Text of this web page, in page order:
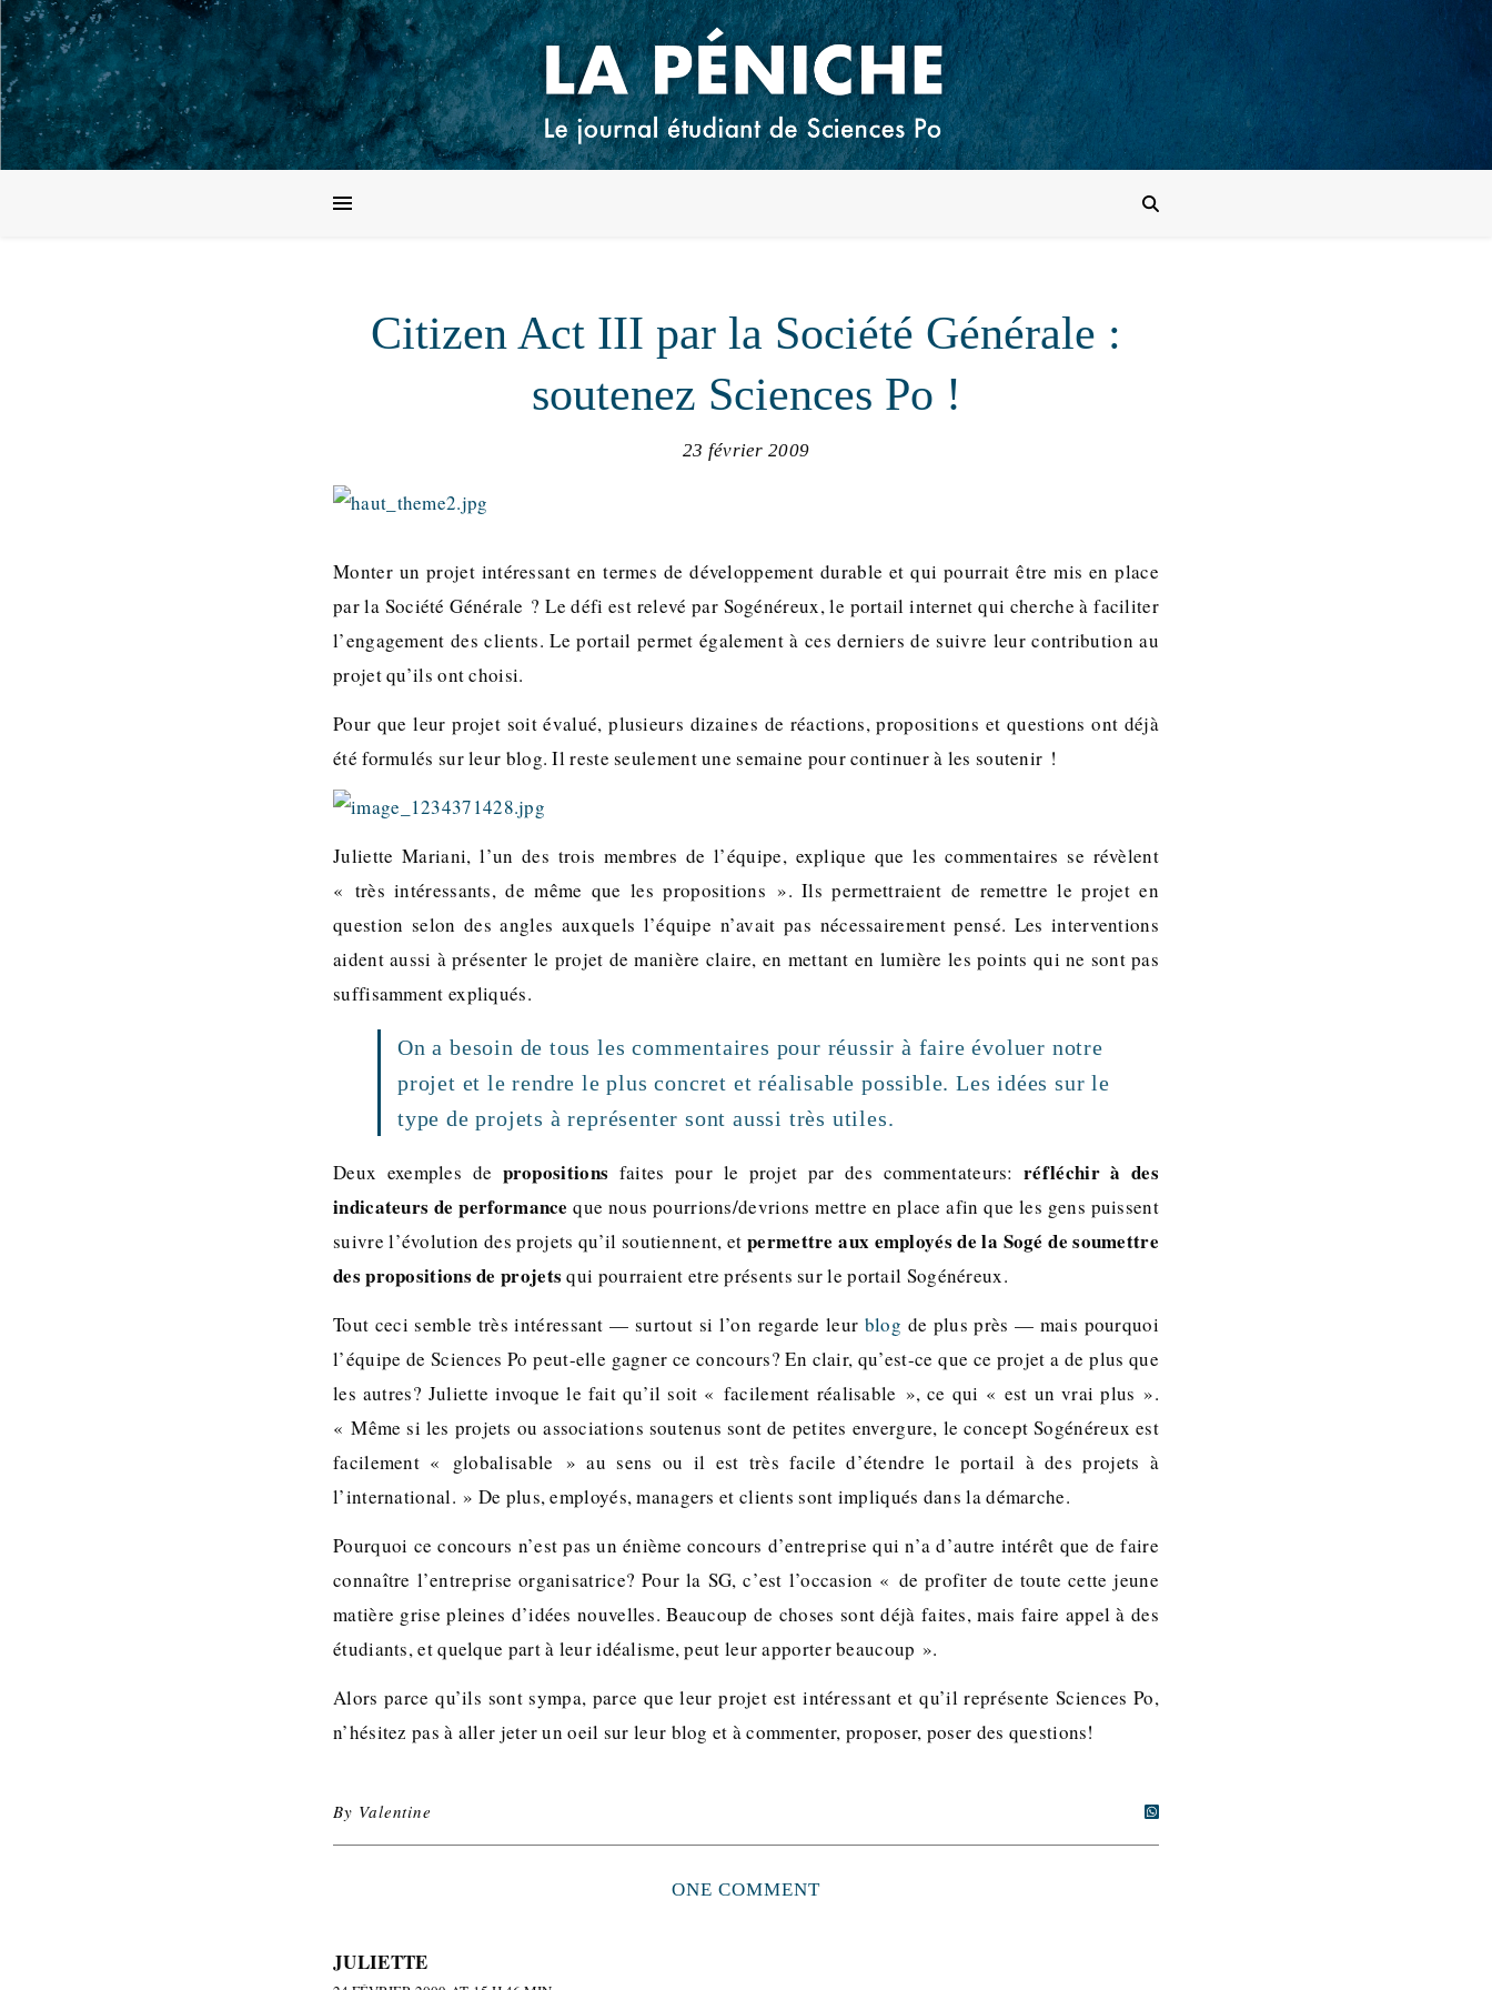
Citizen Act III par la Société Générale :
soutenez Sciences Po !
23 février 2009
Monter un projet intéressant en termes de développement durable et qui pourrait être mis en place
par la Société Générale ? Le défi est relevé par Sogénéreux, le portail internet qui cherche à faciliter
l’engagement des clients. Le portail permet également à ces derniers de suivre leur contribution au
projet qu’ils ont choisi.
Pour que leur projet soit évalué, plusieurs dizaines de réactions, propositions et questions ont déjà
été formulés sur leur blog. Il reste seulement une semaine pour continuer à les soutenir !
Juliette Mariani, l’un des trois membres de l’équipe, explique que les commentaires se révèlent
« très intéressants, de même que les propositions ». Ils permettraient de remettre le projet en
question selon des angles auxquels l’équipe n’avait pas nécessairement pensé. Les interventions
aident aussi à présenter le projet de manière claire, en mettant en lumière les points qui ne sont pas
suffisamment expliqués.
On a besoin de tous les commentaires pour réussir à faire évoluer notre
projet et le rendre le plus concret et réalisable possible. Les idées sur le
type de projets à représenter sont aussi très utiles.
Deux exemples de propositions faites pour le projet par des commentateurs:réfléchir à des
indicateurs de performance que nous pourrions/devrions mettre en place afin que les gens puissent
suivre l’évolution des projets qu’il soutiennent, etpermettre aux employés de la Sogé de soumettre
des propositions de projets qui pourraient etre présents sur le portail Sogénéreux.
Tout ceci semble très intéressant — surtout si l’on regarde leur blog de plus près — mais pourquoi
l’équipe de Sciences Po peut-elle gagner ce concours? En clair, qu’est-ce que ce projet a de plus que
les autres? Juliette invoque le fait qu’il soit « facilement réalisable », ce qui « est un vrai plus ».
« Même si les projets ou associations soutenus sont de petites envergure, le concept Sogénéreux est
facilement « globalisable » au sens ou il est très facile d’étendre le portail à des projets à
l’international. » De plus, employés, managers et clients sont impliqués dans la démarche.
Pourquoi ce concours n’est pas un énième concours d’entreprise qui n’a d’autre intérêt que de faire
connaître l’entreprise organisatrice? Pour la SG, c’est l’occasion « de profiter de toute cette jeune
matière grise pleines d’idées nouvelles. Beaucoup de choses sont déjà faites, mais faire appel à des
étudiants, et quelque part à leur idéalisme, peut leur apporter beaucoup ».
Alors parce qu’ils sont sympa, parce que leur projet est intéressant et qu’il représente Sciences Po,
n’hésitez pas à aller jeter un oeil sur leur blog et à commenter, proposer, poser des questions!
By Valentine
ONE COMMENT
JULIETTE